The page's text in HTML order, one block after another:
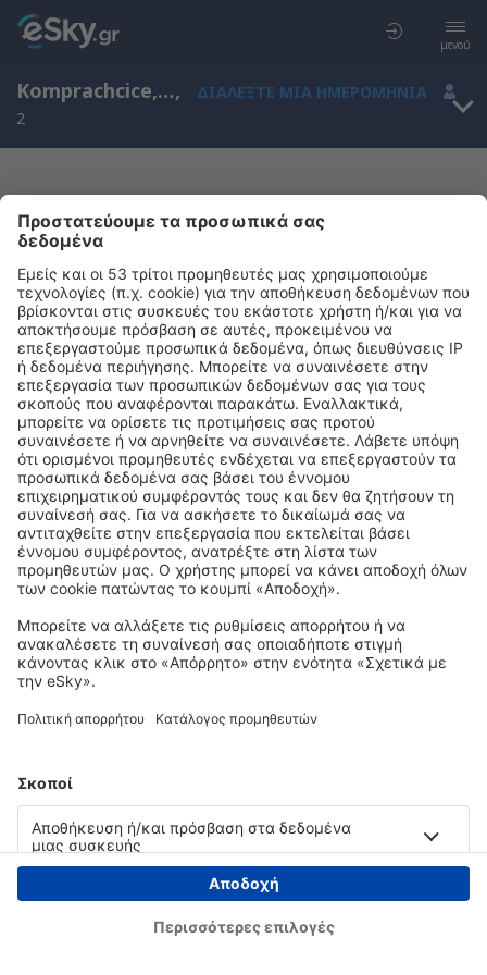
μενού
Komprachcice, Opolskie, Πολωνία,
ΔΙΑΛΈΞΤΕ ΜΙΑ ΗΜΕΡΟΜΗΝΊΑ
2
Μας συγχωρείτε, δεν υπάρχουν
αποτελέσματα για την αναζήτησή σας
Προσπαθήστε να κάνετε αναζήτηση με διαφορετικά κριτήρια
Copyright © eSky.gr. Με την επιφύλαξη παντός νομίμου δικαιώματος.